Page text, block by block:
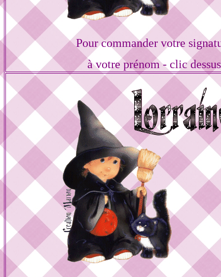
Pour commander votre
à votre prénom - clic dessus